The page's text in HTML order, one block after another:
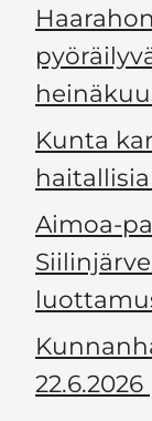
Kunta
Aimoa-